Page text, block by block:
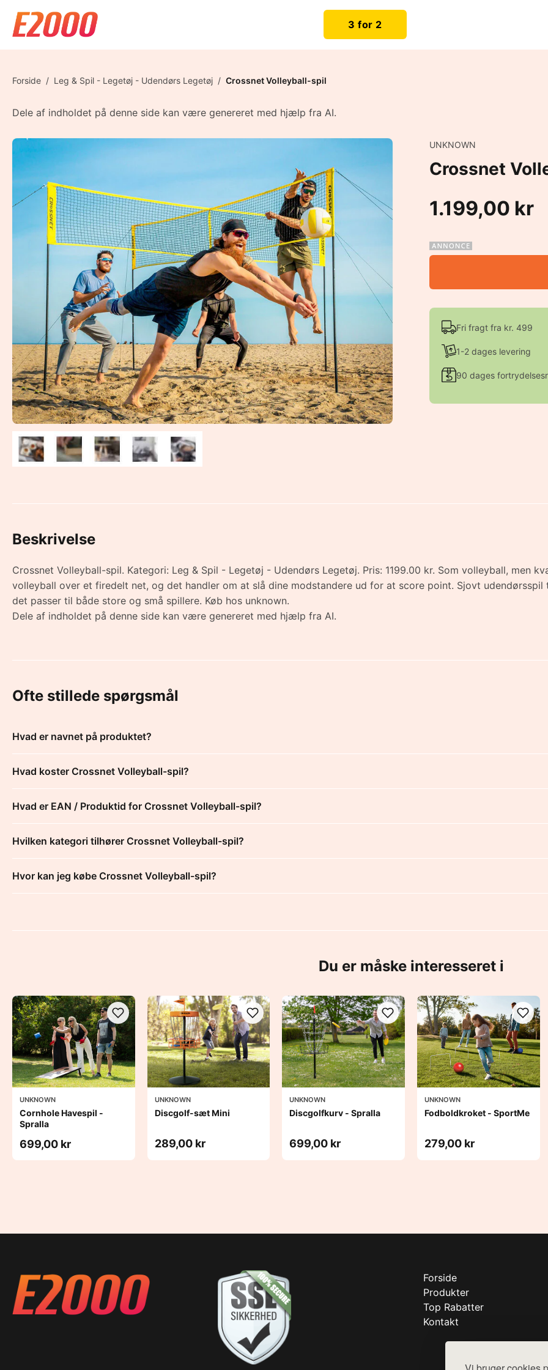
3 for 2
Forside / Leg & Spil - Legetøj - Udendørs Legetøj / Crossnet Volleyball-spil
Dele af indholdet på denne side kan være genereret med hjælp fra AI.
UNKNOWN
Crossnet
1.199,00 kr
Fri fragt fra kr. 499
1-2 dages levering
90 dages
Beskrivelse
Crossnet Volleyball-spil. Kategori: Leg & Spil - Legetøj - Udendørs Legetøj. Pris: 1199.00 kr. Som volleyball, men
volleyball over et firedelt net, og det handler om at slå dine modstandere ud for at score point. Sjovt
det passer til både store og små spillere. Køb hos unknown.
Dele af indholdet på denne side kan være genereret med hjælp fra AI.
Ofte stillede spørgsmål
Hvad er navnet på produktet?
Hvad koster Crossnet Volleyball-spil?
Hvad er EAN / Produktid for Crossnet Volleyball-spil?
Hvilken kategori tilhører Crossnet Volleyball-spil?
Hvor kan jeg købe Crossnet Volleyball-spil?
Du er måske interesseret i
UNKNOWN
Cornhole Havespil -
Spralla
699,00 kr
UNKNOWN
Discgolf-sæt Mini
289,00 kr
UNKNOWN
Discgolfkurv - Spralla
699,00 kr
UNKNOWN
Fodboldkroket - SportMe
279,00 kr
Forside
Produkter
Top Rabatter
Kontakt